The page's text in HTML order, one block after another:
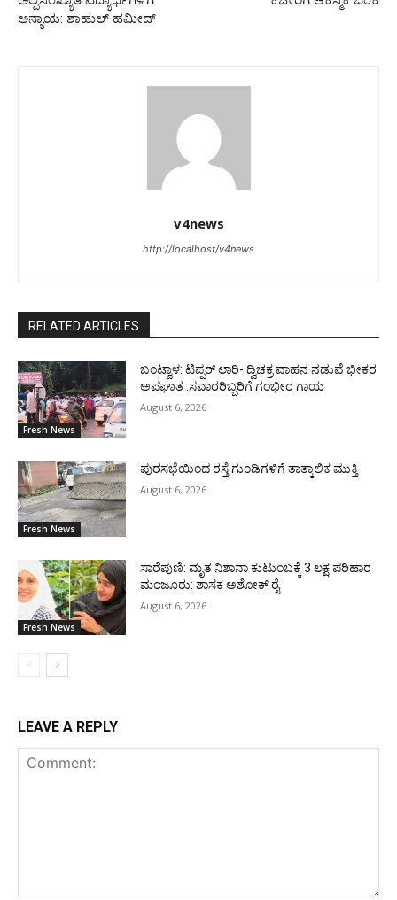
ಅನ್ಯಾಯ: ಶಾಹುಲ್ ಹಮೀದ್
v4news
http://localhost/v4news
RELATED ARTICLES
Fresh News
ಬಂಟ್ವಾಳ: ಟಿಪ್ಪರ್ ಲಾರಿ- ದ್ವಿಚಕ್ರ ವಾಹನ ನಡುವೆ ಭೀಕರ
ಅಪಘಾತ :ಸವಾರರಿಬ್ಬರಿಗೆ ಗಂಭೀರ ಗಾಯ
August 6, 2026
Fresh News
ಪುರಸಭೆಯಿಂದ ರಸ್ತೆ ಗುಂಡಿಗಳಿಗೆ ತಾತ್ಕಾಲಿಕ ಮುಕ್ತಿ
August 6, 2026
Fresh News
ಸಾರೆಪುಣಿ: ಮೃತ ನಿಶಾನಾ ಕುಟುಂಬಕ್ಕೆ 3 ಲಕ್ಷ ಪರಿಹಾರ
ಮಂಜೂರು: ಶಾಸಕ ಅಶೋಕ್ ರೈ
August 6, 2026
LEAVE A REPLY